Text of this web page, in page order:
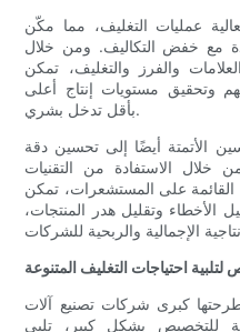
عمليات التغليف، مما مكّن
مع خفض التكاليف. ومن خلال
والفرز والتغليف، تمكن
وتحقيق مستويات إنتاج أعلى
بأقل تدخل بشري.
الأتمتة أيضًا إلى تحسين دقة
خلال الاستفادة من التقنيات
القائمة على المستشعرات، تمكن
الأخطاء وتقليل هدر المنتجات،
احتياجات التغليف المتنوعة
طرحتها كبرى شركات تصنيع آلات
للتخصيص بشكل كبير، تلبي